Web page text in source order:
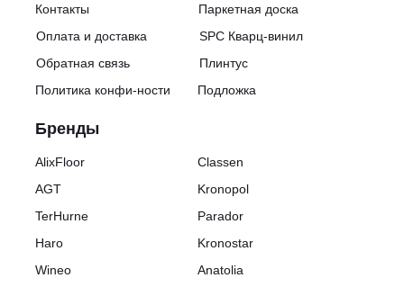
Бренды
Контакты
Оплата и доставка
Обратная связь
AlixFloor
AGT
TerHurne
Haro
Паркетная доска
SPC Кварц-винил
Плинтус
Политика конфи-ности
Wineo
Anatolia
Kronostar
Parador
Kronopol
Classen
Подложка